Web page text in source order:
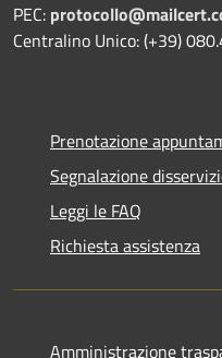
PEC:
Centralino Unico: (+39)
Prenotazione
Segnalazione
Leggi le FAQ
Richiesta assistenza
Amministrazione